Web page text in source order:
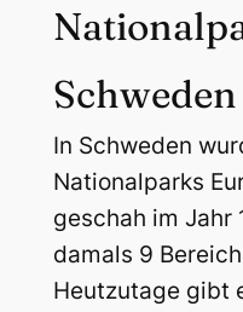
Schweden
In Schweden
Nationalparks
geschah im Jahr
damals 9
Heutzutage gibt